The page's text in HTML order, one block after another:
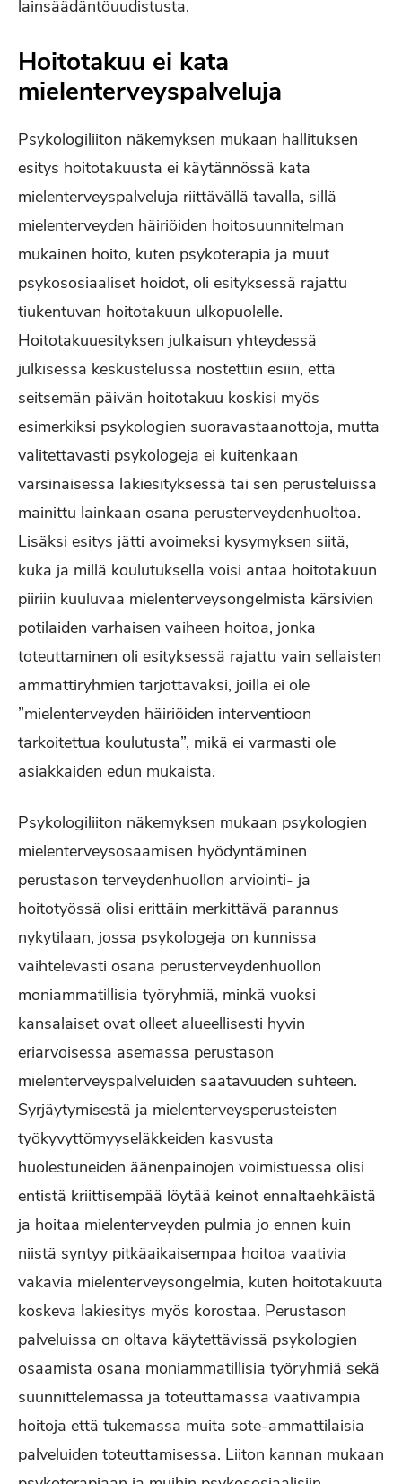
lainsäädäntöuudistusta.
Hoitotakuu ei kata
mielenterveyspalveluja
Psykologiliiton näkemyksen mukaan hallituksen
esitys hoitotakuusta ei käytännössä kata
mielenterveyspalveluja riittävällä tavalla, sillä
mielenterveyden häiriöiden hoitosuunnitelman
mukainen hoito, kuten psykoterapia ja muut
psykososiaaliset hoidot, oli esityksessä rajattu
tiukentuvan hoitotakuun ulkopuolelle.
Hoitotakuuesityksen julkaisun yhteydessä
julkisessa keskustelussa nostettiin esiin, että
seitsemän päivän hoitotakuu koskisi myös
esimerkiksi psykologien suoravastaanottoja, mutta
valitettavasti psykologeja ei kuitenkaan
varsinaisessa lakiesityksessä tai sen perusteluissa
mainittu lainkaan osana perusterveydenhuoltoa.
Lisäksi esitys jätti avoimeksi kysymyksen siitä,
kuka ja millä koulutuksella voisi antaa hoitotakuun
piiriin kuuluvaa mielenterveysongelmista kärsivien
potilaiden varhaisen vaiheen hoitoa, jonka
toteuttaminen oli esityksessä rajattu vain sellaisten
ammattiryhmien tarjottavaksi, joilla ei ole
”mielenterveyden häiriöiden interventioon
tarkoitettua koulutusta”, mikä ei varmasti ole
asiakkaiden edun mukaista.
Psykologiliiton näkemyksen mukaan psykologien
mielenterveysosaamisen hyödyntäminen
perustason terveydenhuollon arviointi- ja
hoitotyössä olisi erittäin merkittävä parannus
nykytilaan, jossa psykologeja on kunnissa
vaihtelevasti osana perusterveydenhuollon
moniammatillisia työryhmiä, minkä vuoksi
kansalaiset ovat olleet alueellisesti hyvin
eriarvoisessa asemassa perustason
mielenterveyspalveluiden saatavuuden suhteen.
Syrjäytymisestä ja mielenterveysperusteisten
työkyvyttömyyseläkkeiden kasvusta
huolestuneiden äänenpainojen voimistuessa olisi
entistä kriittisempää löytää keinot ennaltaehkäistä
ja hoitaa mielenterveyden pulmia jo ennen kuin
niistä syntyy pitkäaikaisempaa hoitoa vaativia
vakavia mielenterveysongelmia, kuten hoitotakuuta
koskeva lakiesitys myös korostaa. Perustason
palveluissa on oltava käytettävissä psykologien
osaamista osana moniammatillisia työryhmiä sekä
suunnittelemassa ja toteuttamassa vaativampia
hoitoja että tukemassa muita sote‐ammattilaisia
palveluiden toteuttamisessa. Liiton kannan mukaan